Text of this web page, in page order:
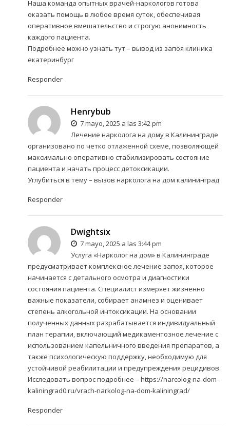
Наша команда опытных врачей-наркологов готова
оказать помощь в любое время суток, обеспечивая
оперативное вмешательство и строгую анонимность
каждого пациента.
Подробнее можно узнать тут – вывод из запоя клиника
екатеринбург
Responder
Henrybub
7 mayo, 2025 a las 3:42 pm
Лечение нарколога на дому в Калининграде
организовано по четко отлаженной схеме, позволяющей
максимально оперативно стабилизировать состояние
пациента и начать процесс детоксикации.
Углубиться в тему – вызов нарколога на дом калининград
Responder
Dwightsix
7 mayo, 2025 a las 3:44 pm
Услуга «Нарколог на дом» в Калининграде
предусматривает комплексное лечение запоя, которое
начинается с детального осмотра и диагностики
состояния пациента. Специалист измеряет жизненно
важные показатели, собирает анамнез и оценивает
степень алкогольной интоксикации. На основании
полученных данных разрабатывается индивидуальный
план терапии, включающий медикаментозное лечение с
использованием капельничного введения препаратов, а
также психологическую поддержку, необходимую для
устойчивой реабилитации и предупреждения рецидивов.
Исследовать вопрос подробнее – https://narcolog-na-dom-
kaliningrad0.ru/vrach-narkolog-na-dom-kaliningrad/
Responder